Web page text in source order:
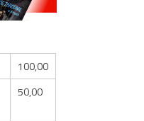
100,00
50,00